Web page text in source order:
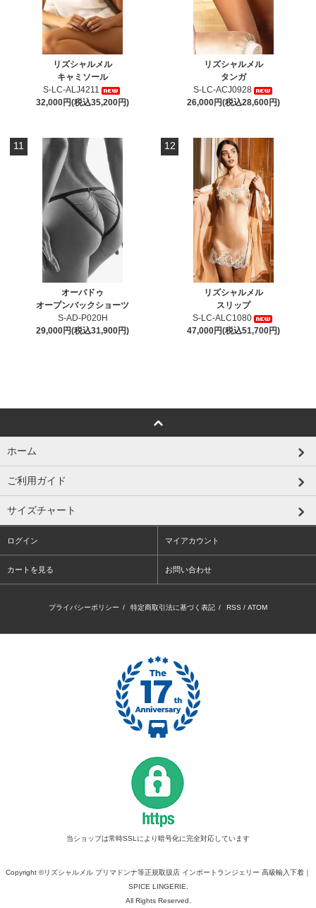
リズシャルメル
キャミソール
S-LC-ALJ4211
32,000円(税込35,200円)
リズシャルメル
タンガ
S-LC-ACJ0928
26,000円(税込28,600円)
11
オーバドゥ
オープンバックショーツ
S-AD-P020H
29,000円(税込31,900円)
12
リズシャルメル
スリップ
S-LC-ALC1080
47,000円(税込51,700円)
ホーム
ご利用ガイド
サイズチャート
ログイン マイアカウント
カートを見る お問い合わせ
プライバシーポリシー / 特定商取引法に基づく表記 / RSS / ATOM
当ショップは常時SSLにより暗号化に完全対応しています
Copyright ©リズシャルメル プリマドンナ等正規取扱店 インポートランジェリー 高級輸入下着｜
SPICE LINGERIE.
All Rights Reserved.